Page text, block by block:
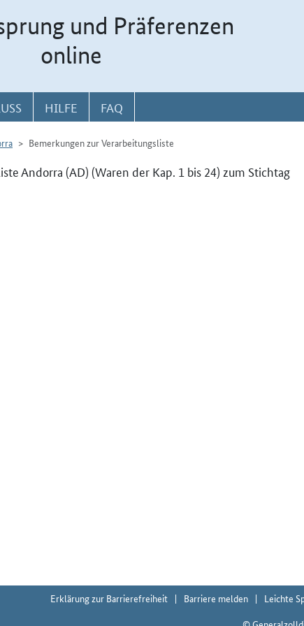
und Präferenzen
online
HILFE FAQ
Bemerkungen zur Verarbeitungsliste
Andorra (AD) (Waren der Kap. 1 bis 24) zum Stichtag
Erklärung zur Barrierefreiheit Barriere melden Leichte